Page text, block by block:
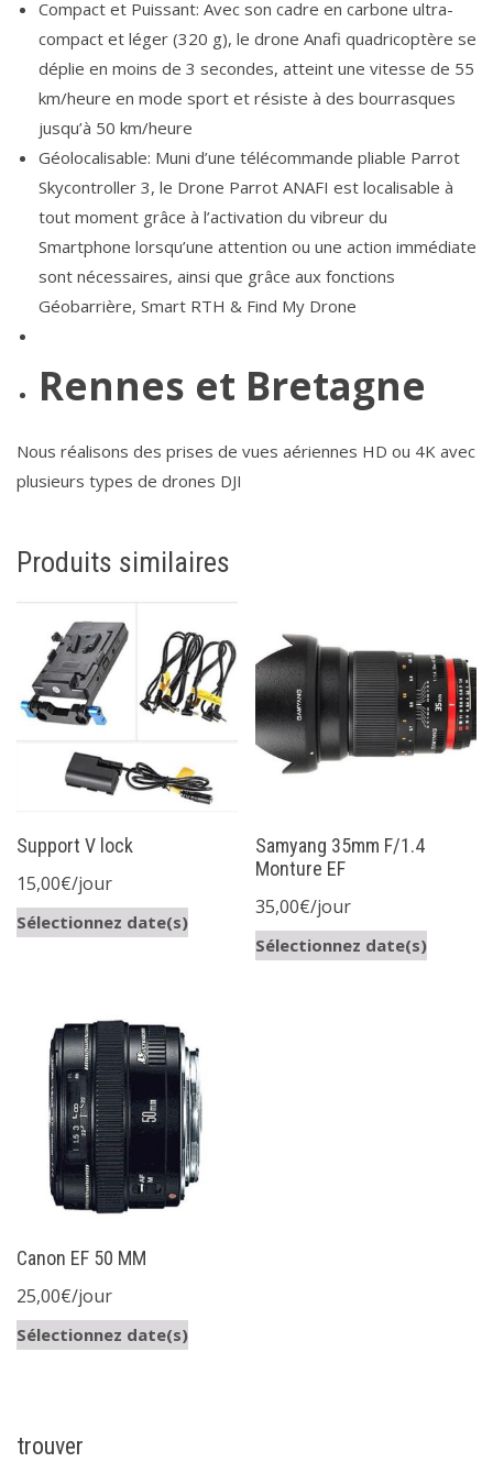
Compact et Puissant: Avec son cadre en carbone ultra-
compact et léger (320 g), le drone Anafi quadricoptère se
déplie en moins de 3 secondes, atteint une vitesse de 55
km/heure en mode sport et résiste à des bourrasques
jusqu’à 50 km/heure
Géolocalisable: Muni d’une télécommande pliable Parrot
Skycontroller 3, le Drone Parrot ANAFI est localisable à
tout moment grâce à l’activation du vibreur du
Smartphone lorsqu’une attention ou une action immédiate
sont nécessaires, ainsi que grâce aux fonctions
Géobarrière, Smart RTH & Find My Drone
Rennes et Bretagne
Nous réalisons des prises de vues aériennes HD ou 4K avec
plusieurs types de drones DJI
Produits similaires
Support V lock
15,00€/jour
Sélectionnez date(s)
Samyang 35mm F/1.4
Monture EF
35,00€/jour
Sélectionnez date(s)
Canon EF 50 MM
25,00€/jour
Sélectionnez date(s)
trouver